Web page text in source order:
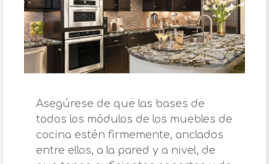
Asegúrese de que las bases de
todos los módulos de los muebles de
cocina estén firmemente, anclados
entre ellos, a la pared y a nivel, de